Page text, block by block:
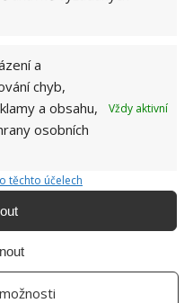
a
chyb,
a obsahu,
osobních
Vždy aktivní
těchto účelech
vlastnostem lze
vřídky